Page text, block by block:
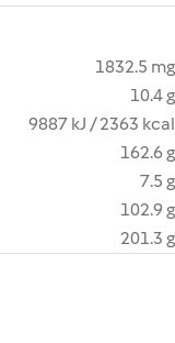
1832.5 mg
10.4 g
9887 kJ / 2363 kcal
162.6 g
7.5 g
102.9 g
201.3 g